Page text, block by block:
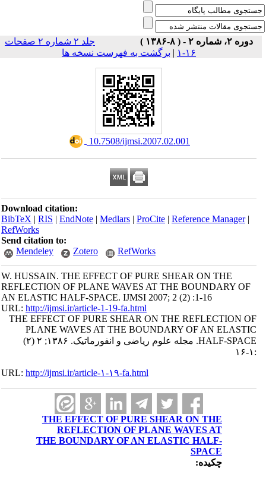
دوره ۲، شماره ۲ - ( ۸-۱۳۸۶ )
جلد ۲ شماره ۲ صفحات
۱۶-۱
| برگشت به فهرست نسخه ها
‎ 10.7508/ijmsi.2007.02.001
Download citation:
BibTeX|RIS|EndNote|Medlars|ProCite|Reference Manager
RefWorks
Send citation to:
Mendeley
Zotero RefWorks
W. HUSSAIN. THE EFFECT OF PURE SHEAR ON THE
REFLECTION OF PLANE WAVES AT THE BOUNDARY OF
AN ELASTIC HALF-SPACE. IJMSI 2007; 2 (2) :1-16
URL:http://ijmsi.ir/article-1-19-fa.html
THE EFFECT OF PURE SHEAR ON THE REFLECTION OF
PLANE WAVES AT THE BOUNDARY OF AN ELASTIC
HALF-SPACE. مجله علوم ریاضی و انفورماتیک. ۱۳۸۶; ۲ (۲)
URL:http://ijmsi.ir/article-۱-۱۹-fa.html
THE EFFECT OF PURE SHEAR ON THE
REFLECTION OF PLANE WAVES AT
THE BOUNDARY OF AN ELASTIC HALF-
SPACE
چکیده: